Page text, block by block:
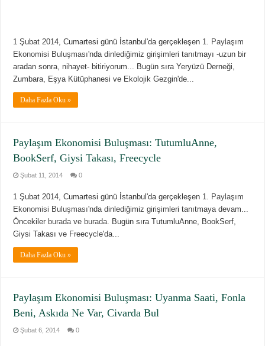
1 Şubat 2014, Cumartesi günü İstanbul'da gerçekleşen 1. Paylaşım
Ekonomisi Buluşması'nda dinlediğimiz girişimleri tanıtmayı -uzun bir
aradan sonra, nihayet- bitiriyorum... Bugün sıra Yeryüzü Derneği,
Zumbara, Eşya Kütüphanesi ve Ekolojik Gezgin'de...
Daha Fazla Oku »
Paylaşım Ekonomisi Buluşması: TutumluAnne,
BookSerf, Giysi Takası, Freecycle
Şubat 11, 2014 0
1 Şubat 2014, Cumartesi günü İstanbul'da gerçekleşen 1. Paylaşım
Ekonomisi Buluşması'nda dinlediğimiz girişimleri tanıtmaya devam...
Öncekilerburada veburada . Bugün sıra TutumluAnne, BookSerf,
Giysi Takası ve Freecycle'da...
Daha Fazla Oku »
Paylaşım Ekonomisi Buluşması: Uyanma Saati, Fonla
Beni, Askıda Ne Var, Civarda Bul
Şubat 6, 2014 0